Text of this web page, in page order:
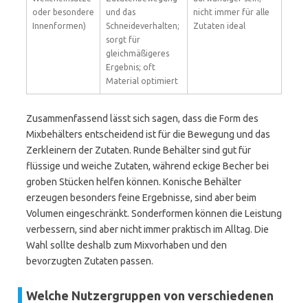
oder besondere
Innenformen)
und das
Schneideverhalten;
sorgt für
gleichmäßigeres
Ergebnis; oft
Material optimiert
nicht immer für alle
Zutaten ideal
Zusammenfassend lässt sich sagen, dass die Form des
Mixbehälters entscheidend ist für die Bewegung und das
Zerkleinern der Zutaten. Runde Behälter sind gut für
flüssige und weiche Zutaten, während eckige Becher bei
groben Stücken helfen können. Konische Behälter
erzeugen besonders feine Ergebnisse, sind aber beim
Volumen eingeschränkt. Sonderformen können die Leistung
verbessern, sind aber nicht immer praktisch im Alltag. Die
Wahl sollte deshalb zum Mixvorhaben und den
bevorzugten Zutaten passen.
Welche Nutzergruppen von verschiedenen